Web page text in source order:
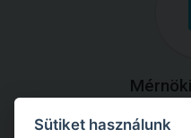
Töltse le útmutatónkat
Sütiket használunk